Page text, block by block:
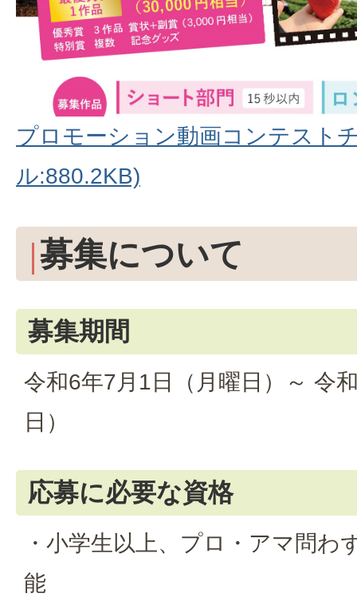
プロモーション動画コンテスト
ル:880.2KB)
募集について
募集期間
令和6年7月1日（月曜日）～ 令
日）
応募に必要な資格
・小学生以上、プロ・アマ問わ
能